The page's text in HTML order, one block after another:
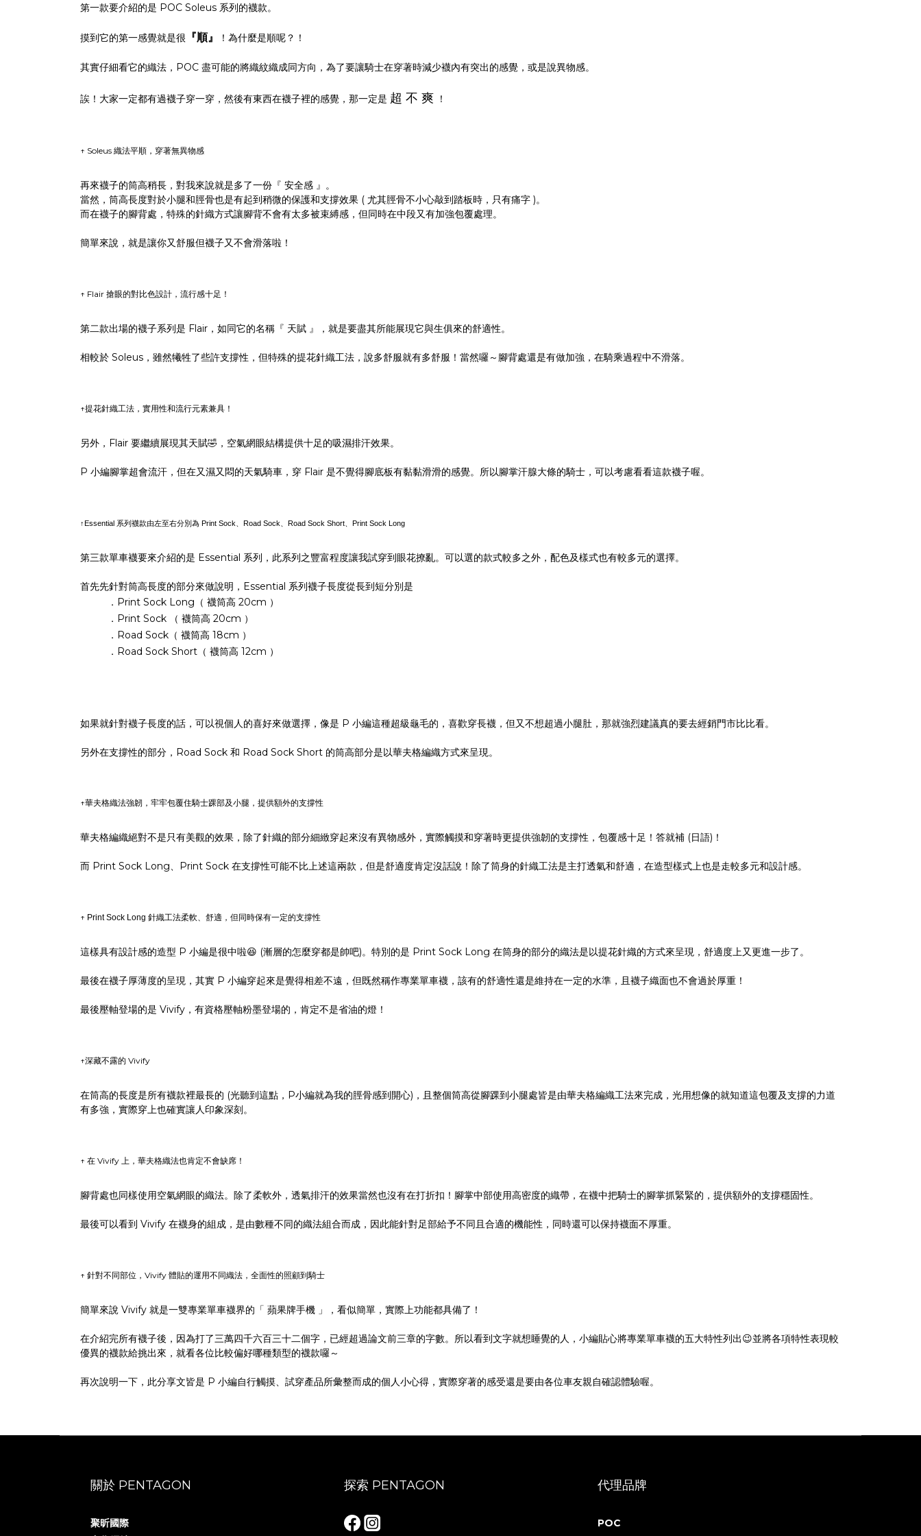
第一款要介紹的是 POC Soleus 系列的襪款。
摸到它的第一感覺就是很 『順』 ！為什麼是順呢？！
其實仔細看它的織法， POC 盡可能的將織紋織成同方向，為了要讓騎士在穿著時減少襪內有突出的感覺，或是說異物感。
誒！大家一定都有過襪子穿一穿，然後有東西在襪子裡的感覺，那一定是 超 不 爽 ！
↑ Soleus 織法平順，穿著無異物感
再來襪子的筒高稍長，對我來說就是多了一份『 安全感 』。
當然，筒高長度對於小腿和脛骨也是有起到稍微的保護和支撐效果 ( 尤其脛骨不小心敲到踏板時，只有痛字 )。
而在襪子的腳背處，特殊的針織方式讓腳背不會有太多被束縛感，但同時在中段又有加強包覆處理。
簡單來說，就是讓你又舒服但襪子又不會滑落啦！
↑ Flair 搶眼的對比色設計，流行感十足！
第二款出場的襪子系列是 Flair，如同它的名稱『 天賦 』，就是要盡其所能展現它與生俱來的舒適性。
相較於 Soleus，雖然犧牲了些許支撐性，但特殊的提花針織工法，說多舒服就有多舒服！當然囉～腳背處還是有做加強，在騎乘過程中不滑落。
↑提花針織工法，實用性和流行元素兼具！
另外，Flair 要繼續展現其天賦🤣，空氣網眼結構提供十足的吸濕排汗效果。
P 小編腳掌超會流汗，但在又濕又悶的天氣騎車，穿 Flair 是不覺得腳底板有黏黏滑滑的感覺。所以腳掌汗腺大條的騎士，可以考慮看看這款襪子喔。
↑Essential 系列襪款由左至右分別為 Print Sock、Road Sock、Road Sock Short、 Print Sock Long
第三款單車襪要來介紹的是 Essential 系列，此系列之豐富程度讓我試穿到眼花撩亂。可以選的款式較多之外，配色及樣式也有較多元的選擇。
首先先針對筒高長度的部分來做說明，Essential 系列襪子長度從長到短分別是
．Print Sock Long（ 襪筒高 20cm ）
．Print Sock （ 襪筒高 20cm ）
．Road Sock（ 襪筒高 18cm ）
．Road Sock Short（ 襪筒高 12cm ）
如果就針對襪子長度的話，可以視個人的喜好來做選擇，像是 P 小編這種超級龜毛的，喜歡穿長襪，但又不想超過小腿肚，那就強烈建議真的要去經銷門市比比看。
另外在支撐性的部分，Road Sock 和 Road Sock Short 的筒高部分是以華夫格編織方式來呈現。
↑華夫格織法強韌，牢牢包覆住騎士踝部及小腿，提供額外的支撐性
華夫格編織絕對不是只有美觀的效果，除了針織的部分細緻穿起來沒有異物感外，實際觸摸和穿著時更提供強韌的支撐性，包覆感十足！答就補 (日語)！
而 Print Sock Long、Print Sock 在支撐性可能不比上述這兩款，但是舒適度肯定沒話說！除了筒身的針織工法是主打透氣和舒適，在造型樣式上也是走較多元和設計感。
↑ Print Sock Long 針織工法柔軟、舒適，但同時保有一定的支撐性
這樣具有設計感的造型 P 小編是很中啦😆 (漸層的怎麼穿都是帥吧)。特別的是 Print Sock Long 在筒身的部分的織法是以提花針織的方式來呈現，舒適度上又更進一步了。
最後在襪子厚薄度的呈現，其實 P 小編穿起來是覺得相差不遠，但既然稱作專業單車襪，該有的舒適性還是維持在一定的水準，且襪子織面也不會過於厚重！
最後壓軸登場的是 Vivify，有資格壓軸粉墨登場的，肯定不是省油的燈！
↑深藏不露的 Vivify
在筒高的長度是所有襪款裡最長的 (光聽到這點，P小編就為我的脛骨感到開心)，且整個筒高從腳踝到小腿處皆是由華夫格編織工法來完成，光用想像的就知道這包覆及支撐的力道
有多強，實際穿上也確實讓人印象深刻。
↑ 在 Vivify 上，華夫格織法也肯定不會缺席！
腳背處也同樣使用空氣網眼的織法。除了柔軟外，透氣排汗的效果當然也沒有在打折扣！腳掌中部使用高密度的織帶，在襪中把騎士的腳掌抓緊緊的，提供額外的支撐穩固性。
最後可以看到 Vivify 在襪身的組成，是由數種不同的織法組合而成，因此能針對足部給予不同且合適的機能性，同時還可以保持襪面不厚重。
↑ 針對不同部位，Vivify 體貼的運用不同織法，全面性的照顧到騎士
簡單來說 Vivify 就是一雙專業單車襪界的「 蘋果牌手機 」，看似簡單，實際上功能都具備了！
在介紹完所有襪子後，因為打了三萬四千六百三十二個字，已經超過論文前三章的字數。所以看到文字就想睡覺的人，小編貼心將專業單車襪的五大特性列出😉並將各項特性表現較
優異的襪款給挑出來，就看各位比較偏好哪種類型的襪款囉～
再次說明一下，此分享文皆是 P 小編自行觸摸、試穿產品所彙整而成的個人小心得，實際穿著的感受還是要由各位車友親自確認體驗喔。
關於 PENTAGON
聚昕國際
探索 PENTAGON 代理品牌
POC